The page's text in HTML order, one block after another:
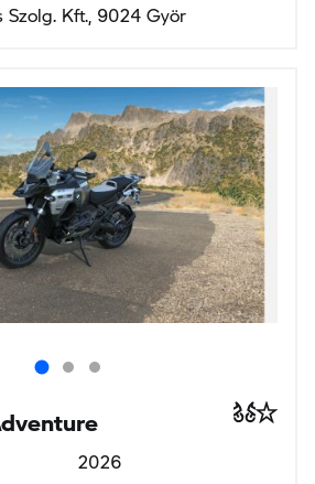
Szolg. Kft., 9024 Györ
2026